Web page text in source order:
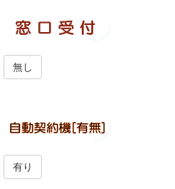
無し
有り